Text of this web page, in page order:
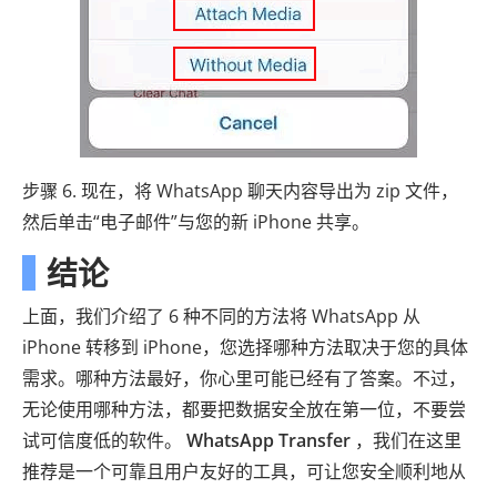
步骤 6. 现在，将 WhatsApp 聊天内容导出为 zip 文件，
然后单击“电子邮件”与您的新 iPhone 共享。
结论
上面，我们介绍了 6 种不同的方法将 WhatsApp 从
iPhone 转移到 iPhone，您选择哪种方法取决于您的具体
需求。哪种方法最好，你心里可能已经有了答案。不过，
无论使用哪种方法，都要把数据安全放在第一位，不要尝
试可信度低的软件。 WhatsApp Transfer ，我们在这里
推荐是一个可靠且用户友好的工具，可让您安全顺利地从